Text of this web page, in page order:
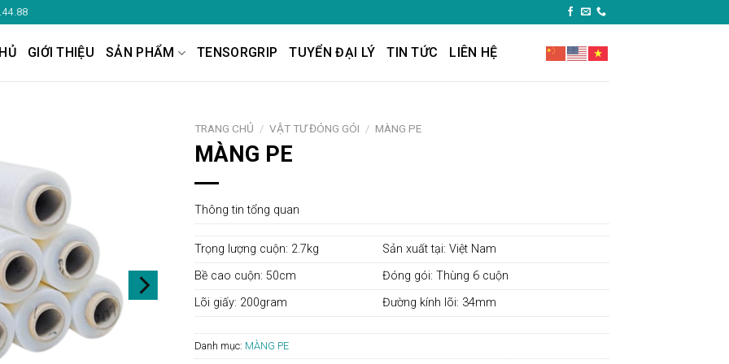
GIỚI THIỆU SẢN PHẨM TENSORGRIP TUYỂN ĐẠI LÝ TIN TỨC LIÊN HỆ
TRANG CHỦ / VẬT TƯ ĐÓNG GÓI / MÀNG PE
MÀNG PE
Thông tin tổng quan
Trọng lượng cuộn: 2.7kg
Sản xuất tại: Việt Nam
Bề cao cuộn: 50cm
Đóng gói: Thùng 6 cuộn
Lõi giấy: 200gram
Đường kính lõi: 34mm
Danh mục: MÀNG PE